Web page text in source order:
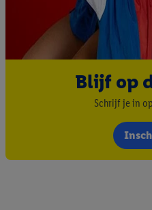
Blijf op
Schrijf je in